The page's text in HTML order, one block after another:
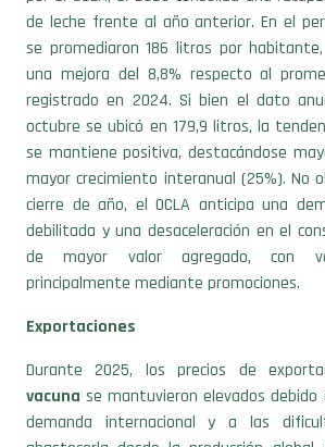
se promediaron 186 litros por
una mejora del 8,8% respecto al
registrado en 2024. Si bien el dato
octubre se ubicó en 179,9 litros, la
se mantiene positiva, destacándose
mayor crecimiento interanual (25%). No
cierre de año, el OCLA anticipa una
debilitada y una desaceleración en el
de mayor valor agregado, con
principalmente mediante promociones.
Exportaciones
Durante 2025, los precios de
vacuna se mantuvieron elevados
demanda internacional y a las
abastecerla desde la producción
mayor productor y consumidor mundial